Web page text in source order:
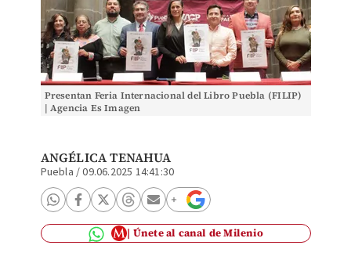
Presentan Feria Internacional del Libro Puebla (FILIP)
| Agencia Es Imagen
ANGÉLICA TENAHUA
Puebla /09.06.2025 14:41:30
Únete al canal de Milenio